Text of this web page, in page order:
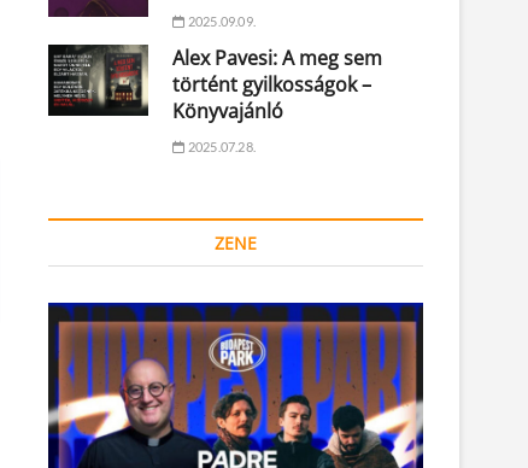
2025.09.09.
Alex Pavesi: A meg sem
történt gyilkosságok –
Könyvajánló
2025.07.28.
ZENE